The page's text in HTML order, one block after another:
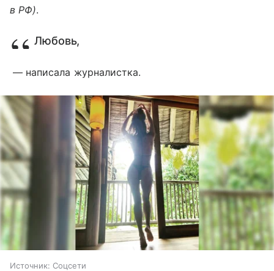
в РФ).
Любовь,
— написала журналистка.
Источник: Соцсети